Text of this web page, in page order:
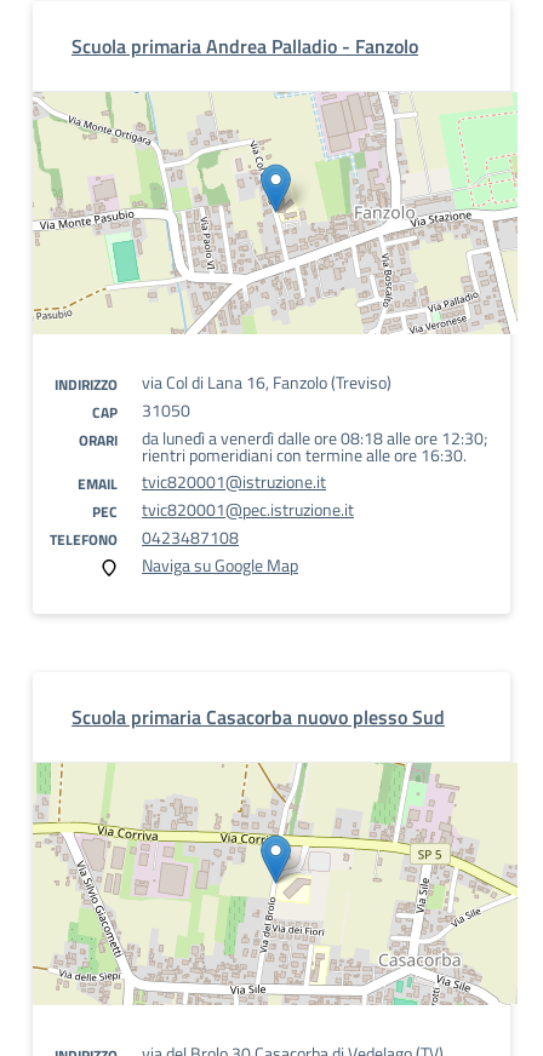
Scuola primaria Andrea Palladio - Fanzolo
INDIRIZZO via Col di Lana 16, Fanzolo (Treviso)
CAP 31050
ORARI da lunedì a venerdì dalle ore 08:18 alle ore 12:30;
rientri pomeridiani con termine alle ore 16:30.
EMAIL tvic820001@istruzione.it
PEC tvic820001@pec.istruzione.it
TELEFONO
0423487108
Naviga su Google Map
Scuola primaria Casacorba nuovo plesso Sud